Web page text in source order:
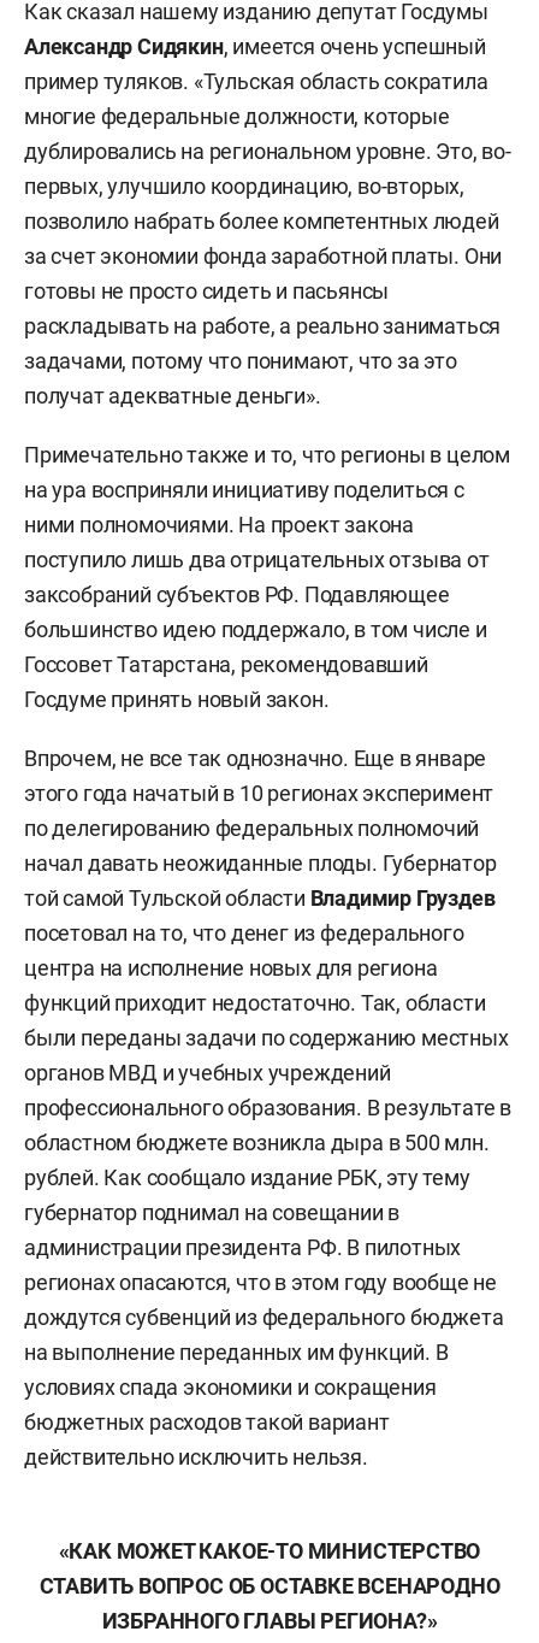
Как сказал нашему изданию депутат Госдумы
Александр Сидякин, имеется очень успешный
пример туляков. «Тульская область сократила
многие федеральные должности, которые
дублировались на региональном уровне. Это, во-
первых, улучшило координацию, во-вторых,
позволило набрать более компетентных людей
за счет экономии фонда заработной платы. Они
готовы не просто сидеть и пасьянсы
раскладывать на работе, а реально заниматься
задачами, потому что понимают, что за это
получат адекватные деньги».
Примечательно также и то, что регионы в целом
на ура восприняли инициативу поделиться с
ними полномочиями. На проект закона
поступило лишь два отрицательных отзыва от
заксобраний субъектов РФ. Подавляющее
большинство идею поддержало, в том числе и
Госсовет Татарстана, рекомендовавший
Госдуме принять новый закон.
Впрочем, не все так однозначно. Еще в январе
этого года начатый в 10 регионах эксперимент
по делегированию федеральных полномочий
начал давать неожиданные плоды. Губернатор
той самой Тульской области Владимир Груздев
посетовал на то, что денег из федерального
центра на исполнение новых для региона
функций приходит недостаточно. Так, области
были переданы задачи по содержанию местных
органов МВД и учебных учреждений
профессионального образования. В результате в
областном бюджете возникла дыра в 500 млн.
рублей. Как сообщало издание РБК, эту тему
губернатор поднимал на совещании в
администрации президента РФ. В пилотных
регионах опасаются, что в этом году вообще не
дождутся субвенций из федерального бюджета
на выполнение переданных им функций. В
условиях спада экономики и сокращения
бюджетных расходов такой вариант
действительно исключить нельзя.
«КАК МОЖЕТ КАКОЕ-ТО МИНИСТЕРСТВО
СТАВИТЬ ВОПРОС ОБ ОСТАВКЕ ВСЕНАРОДНО
ИЗБРАННОГО ГЛАВЫ РЕГИОНА?»